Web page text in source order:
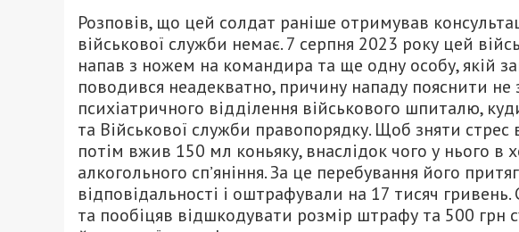
Розповів, що цей солдат раніше отримував
військової служби немає. 7 серпня 2023 року цей
напав з ножем на командира та ще одну особу, якій
поводився неадекватно, причину нападу пояснити
психіатричного відділення військового шпиталю,
та Військової служби правопорядку. Щоб зняти стрес
потім вжив 150 мл коньяку, внаслідок чого у нього в
алкогольного спʼяніння. За це перебування його
відповідальності і оштрафували на 17 тисяч
та пообіцяв відшкодувати розмір штрафу та 500 грн